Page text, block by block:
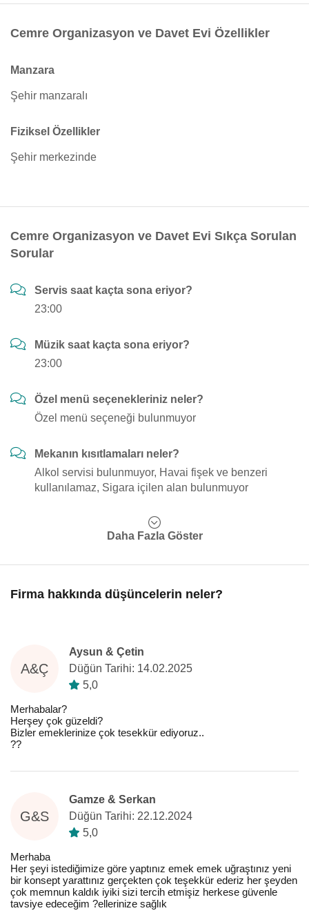
Cemre Organizasyon ve Davet Evi Özellikler
Manzara
Şehir manzaralı
Fiziksel Özellikler
Şehir merkezinde
Cemre Organizasyon ve Davet Evi Sıkça Sorulan
Sorular
Servis saat kaçta sona eriyor?
23:00
Müzik saat kaçta sona eriyor?
23:00
Özel menü seçenekleriniz neler?
Özel menü seçeneği bulunmuyor
Mekanın kısıtlamaları neler?
Alkol servisi bulunmuyor, Havai fişek ve benzeri
kullanılamaz, Sigara içilen alan bulunmuyor
Daha Fazla Göster
Firma hakkında düşüncelerin neler?
A&Ç
Aysun & Çetin
Düğün Tarihi: 14.02.2025
5,0
Merhabalar?
Herşey çok güzeldi?
Bizler emeklerinize çok tesekkür ediyoruz..
??
G&S
Gamze & Serkan
Düğün Tarihi: 22.12.2024
5,0
Merhaba
Her şeyi istediğimize göre yaptınız emek emek uğraştınız yeni
bir konsept yarattınız gerçekten çok teşekkür ederiz her şeyden
çok memnun kaldık iyiki sizi tercih etmişiz herkese güvenle
tavsiye edeceğim ?ellerinize sağlık